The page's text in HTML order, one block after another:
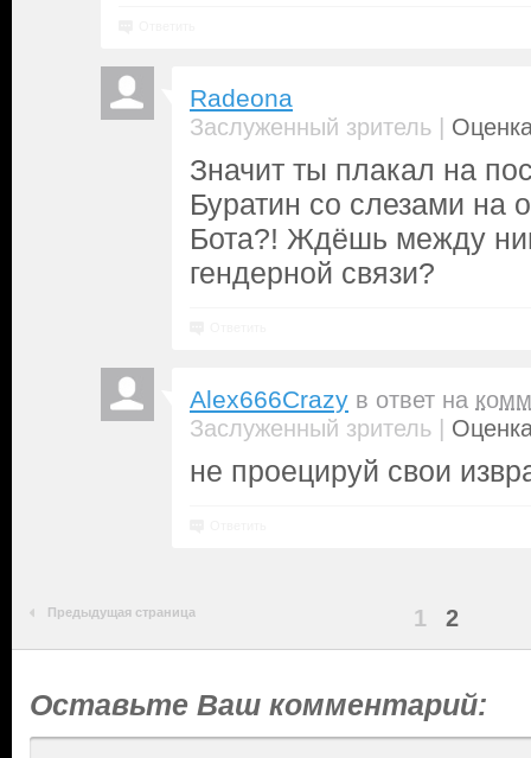
Radeona
Заслуженный зритель |
Значит ты плакал на
Буратин со слезами на
Бота?! Ждёшь между
гендерной связи?
Alex666Crazy в ответ на
Заслуженный зритель |
не проецируй свои
Предыдущая страница 1 2
Оставьте Ваш комментарий: